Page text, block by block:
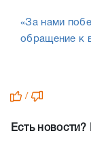
«За нами
обращение к
/
Есть